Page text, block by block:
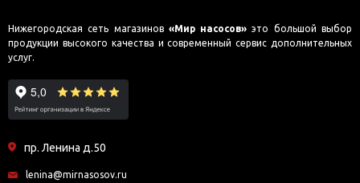
Нижегородская сеть магазинов «Мир насосов» это большой выбор
продукции высокого качества и современный сервис дополнительных
услуг.
пр. Ленина д.50
lenina@mirnasosov.ru